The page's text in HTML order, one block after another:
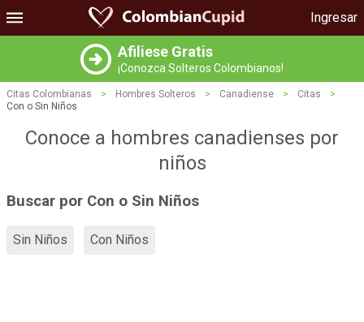
Ingresar
Afiliese Gratis
¡Conozca Solteros Colombianos!
Citas Colombianas > Hombres Solteros > Canadiense > Citas
>
Con o Sin Niños
Conoce a hombres canadienses por
niños
Buscar por Con o Sin Niños
Sin Niños Con Niños